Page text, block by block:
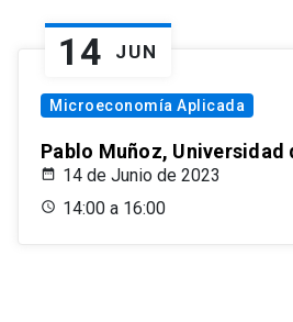
14 JUN
Microeconomía Aplicada
Pablo Muñoz, Universidad
14 de Junio de 2023
14:00 a 16:00